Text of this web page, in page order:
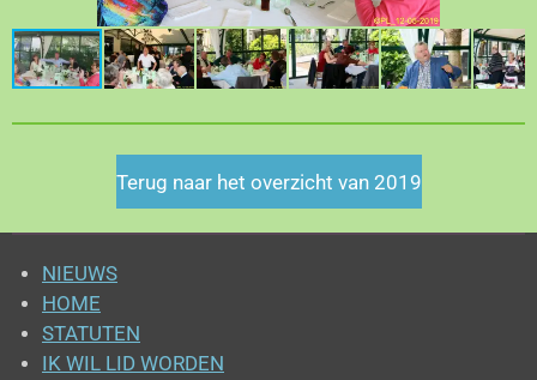
Terug naar het overzicht van 2019
NIEUWS
HOME
STATUTEN
IK WIL LID WORDEN